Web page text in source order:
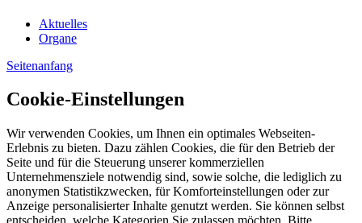
Aktuelles
Organe
Seitenanfang
Cookie-Einstellungen
Wir verwenden Cookies, um Ihnen ein optimales Webseiten-
Erlebnis zu bieten. Dazu zählen Cookies, die für den Betrieb der
Seite und für die Steuerung unserer kommerziellen
Unternehmensziele notwendig sind, sowie solche, die lediglich zu
anonymen Statistikzwecken, für Komforteinstellungen oder zur
Anzeige personalisierter Inhalte genutzt werden. Sie können selbst